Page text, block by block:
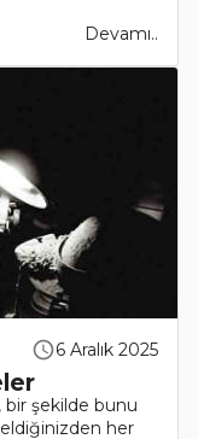
Devamı..
6 Aralık 2025
bir şekilde bunu
her